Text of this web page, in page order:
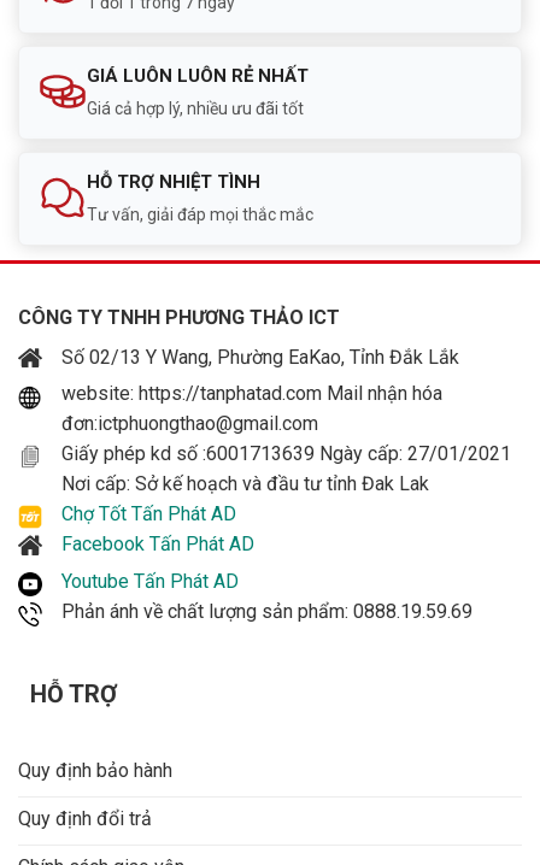
GIÁ LUÔN LUÔN RẺ NHẤT
Giá cả hợp lý, nhiều ưu đãi tốt
HỖ TRỢ NHIỆT TÌNH
Tư vấn, giải đáp mọi thắc mắc
CÔNG TY TNHH PHƯƠNG THẢO ICT
Số 02/13 Y Wang, Phường EaKao, Tỉnh Đắk Lắk
website: https://tanphatad.com Mail nhận hóa
đơn:ictphuongthao@gmail.com
Giấy phép kd số :6001713639 Ngày cấp: 27/01/2021
Nơi cấp: Sở kế hoạch và đầu tư tỉnh Đak Lak
Chợ Tốt Tấn Phát AD
Facebook Tấn Phát AD
Youtube Tấn Phát AD
Phản ánh về chất lượng sản phẩm: 0888.19.59.69
HỖ TRỢ
Quy định bảo hành
Quy định đổi trả